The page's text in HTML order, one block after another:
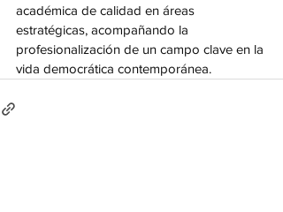
académica de calidad en áreas
estratégicas, acompañando la
profesionalización de un campo clave en la
vida democrática contemporánea.